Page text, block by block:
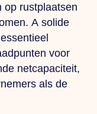
op rustplaatsen
A solide
voor
netcapaciteit,
als de